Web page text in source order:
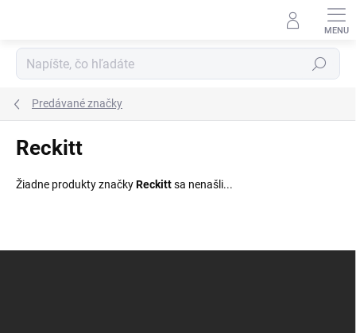
Hľadať
Predávané značky
Reckitt
Žiadne produkty značkyReckittsa nenašli...